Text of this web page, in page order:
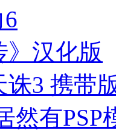
》汉化版
诛3 携带
然有PSP